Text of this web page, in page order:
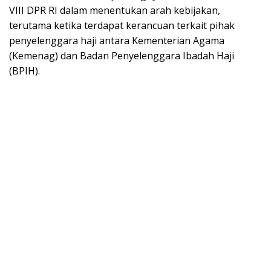
VIII DPR RI dalam menentukan arah kebijakan,
terutama ketika terdapat kerancuan terkait pihak
penyelenggara haji antara Kementerian Agama
(Kemenag) dan Badan Penyelenggara Ibadah Haji
(BPIH).